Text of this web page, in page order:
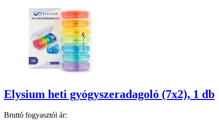
Elysium heti gyógyszeradagoló (7x2), 1 db
Bruttó fogyasztói ár: